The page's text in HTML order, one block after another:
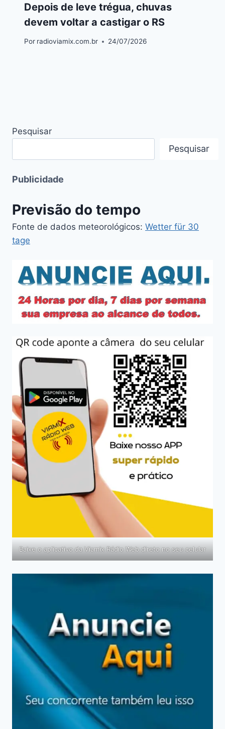
Depois de leve trégua, chuvas
devem voltar a castigar o RS
Por radioviamix.com.br 24/07/2026
Pesquisar
Pesquisar
Publicidade
Previsão do tempo
Fonte de dados meteorológicos: Wetter für 30
tage
Baixe o aplicativo da Viamix Rádio Web direto no seu celular